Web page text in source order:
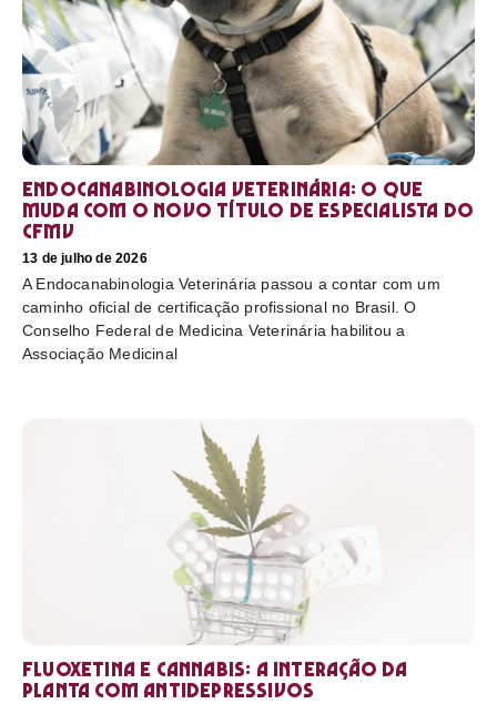
Endocanabinologia Veterinária: o que
muda com o novo título de especialista do
CFMV
13 de julho de 2026
A Endocanabinologia Veterinária passou a contar com um
caminho oficial de certificação profissional no Brasil. O
Conselho Federal de Medicina Veterinária habilitou a
Associação Medicinal
Fluoxetina e Cannabis: a interação da
planta com antidepressivos